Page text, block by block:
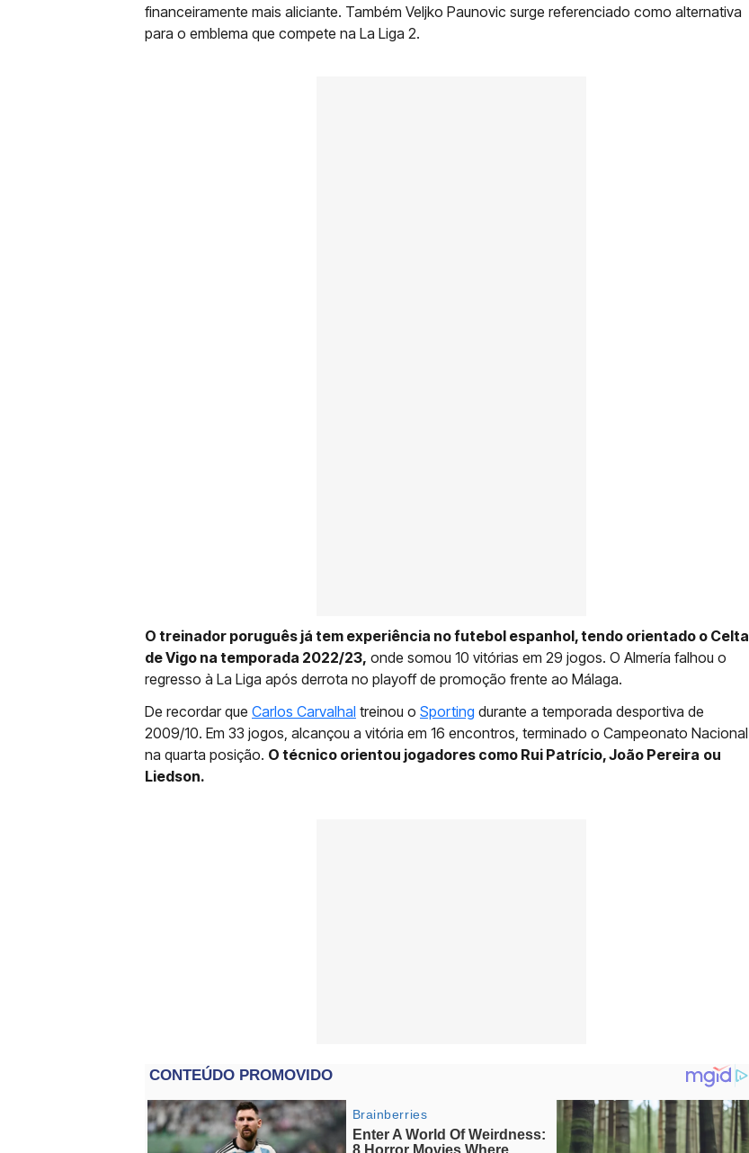
financeiramente mais aliciante. Também Veljko Paunovic surge referenciado como alternativa
para o emblema que compete na La Liga 2.
O treinador poruguês já tem experiência no futebol espanhol, tendo orientado o Celta
de Vigo na temporada 2022/23, onde somou 10 vitórias em 29 jogos. O Almería falhou o
regresso à La Liga após derrota no playoff de promoção frente ao Málaga.
De recordar que Carlos Carvalhal treinou o Sporting durante a temporada desportiva de
2009/10. Em 33 jogos, alcançou a vitória em 16 encontros, terminado o Campeonato Nacional
na quarta posição. O técnico orientou jogadores como Rui Patrício, João Pereira ou
Liedson.